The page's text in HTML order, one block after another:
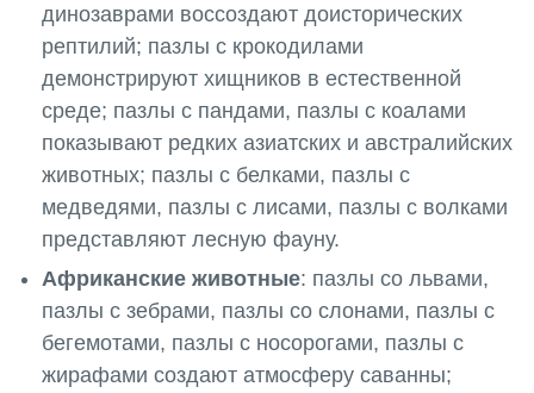
динозаврами воссоздают доисторических
рептилий; пазлы с крокодилами
демонстрируют хищников в естественной
среде; пазлы с пандами, пазлы с коалами
показывают редких азиатских и австралийских
животных; пазлы с белками, пазлы с
медведями, пазлы с лисами, пазлы с волками
представляют лесную фауну.
Африканские животные: пазлы со львами,
пазлы с зебрами, пазлы со слонами, пазлы с
бегемотами, пазлы с носорогами, пазлы с
жирафами создают атмосферу саванны;